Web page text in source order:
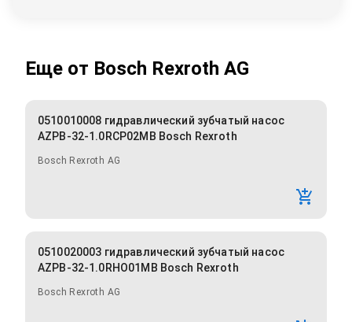
Еще от Bosch Rexroth AG
0510010008 гидравлический зубчатый насос
AZPB-32-1.0RCP02MB Bosch Rexroth
Bosch Rexroth AG
0510020003 гидравлический зубчатый насос
AZPB-32-1.0RHO01MB Bosch Rexroth
Bosch Rexroth AG